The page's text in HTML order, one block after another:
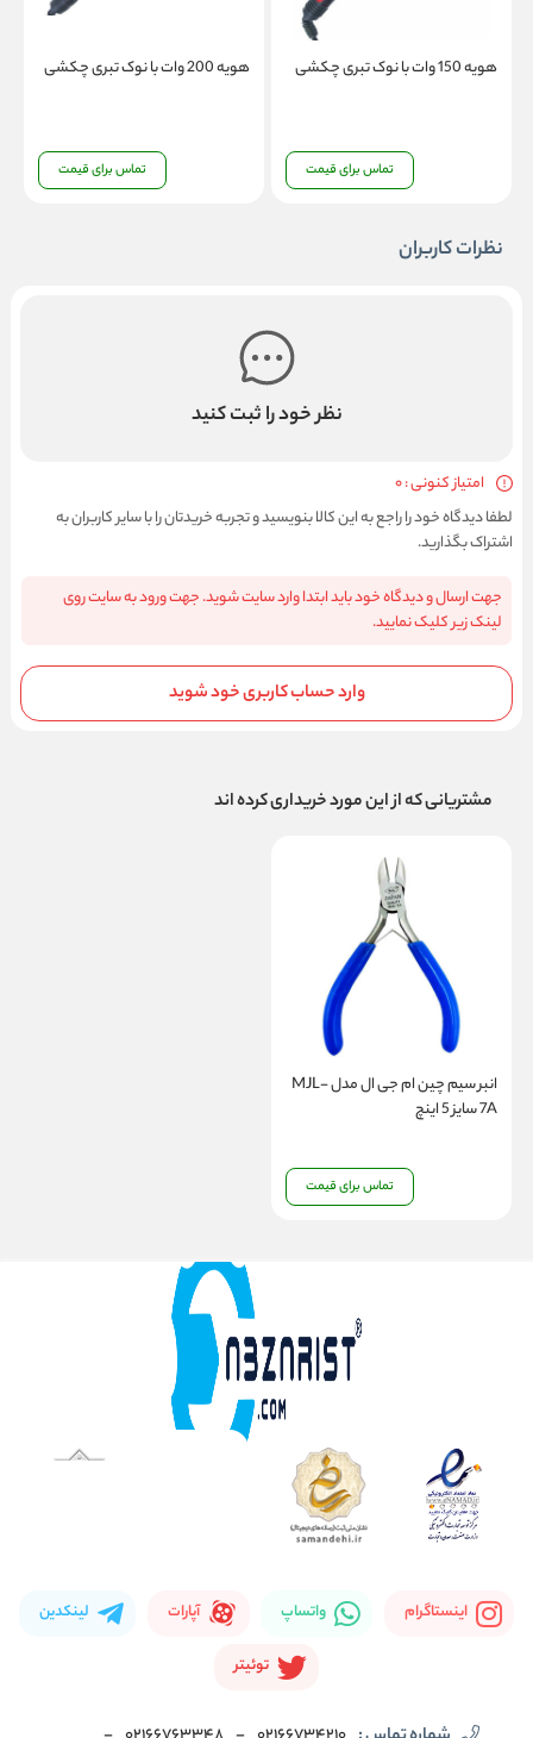
هویه 150 وات با نوک تبری چکشی
تماس برای قیمت
هویه 200 وات با نوک تبری چکشی
تماس برای قیمت
نظرات کاربران
نظر خود را ثبت کنید
امتیاز کنونی : 0
لطفا دیدگاه خود را راجع به این کالا بنویسید و تجربه خریدتان را با سایر کاربران به
اشتراک بگذارید.
جهت ارسال و دیدگاه خود باید ابتدا وارد سایت شوید. جهت ورود به سایت روی
لینک زیر کلیک نمایید.
وارد حساب کاربری خود شوید
مشتریانی که از این مورد خریداری کرده اند
انبر سیم چین ام جی ال مدل MJL-
7A سایز 5 اینچ
تماس برای قیمت
اینستاگرام واتساپ آپارات لینکدین
توئیتر